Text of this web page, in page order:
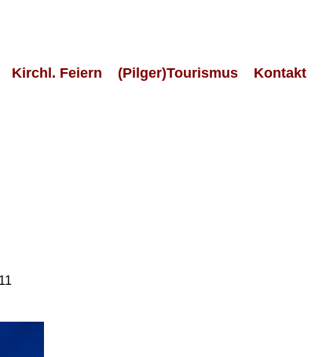
Kirchl. Feiern (Pilger)Tourismus Kontakt